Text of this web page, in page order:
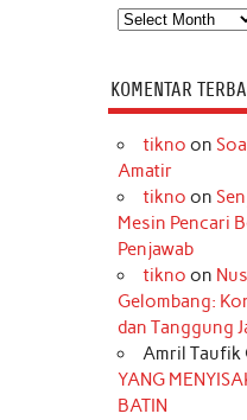
Arsip
KOMENTAR
tikno on
Amatir
tikno on
Mesin Pencari
Penjawab
tikno on
Gelombang:
dan Tanggung
Amril Taufik
YANG
BATIN